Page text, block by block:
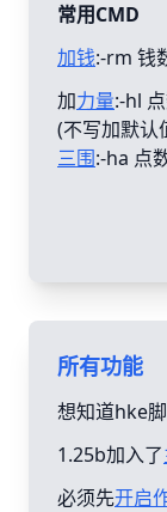
常用CMD
加钱:-rm 钱
加力量:-hl
(不写加默认
三围:-ha 点
所有功能
想知道hke
1.25b加入了
必须先开启